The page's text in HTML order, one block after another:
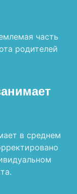
часть
родителей
в среднем